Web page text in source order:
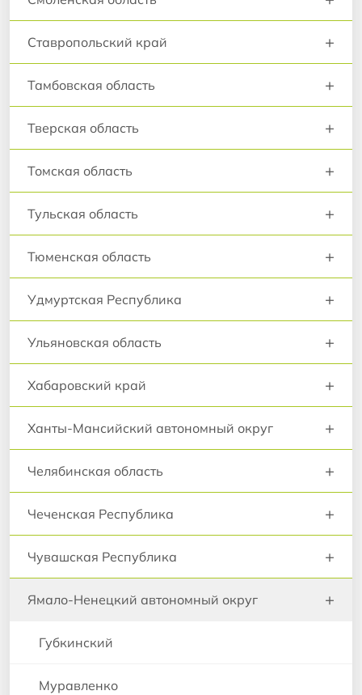
Ставропольский край +
Тамбовская область +
Тверская область +
Томская область +
Тульская область +
Тюменская область +
Удмуртская Республика +
Ульяновская область +
Хабаровский край +
Ханты-Мансийский автономный округ +
Челябинская область +
Чеченская Республика +
Чувашская Республика +
Ямало-Ненецкий автономный округ +
Губкинский
Муравленко